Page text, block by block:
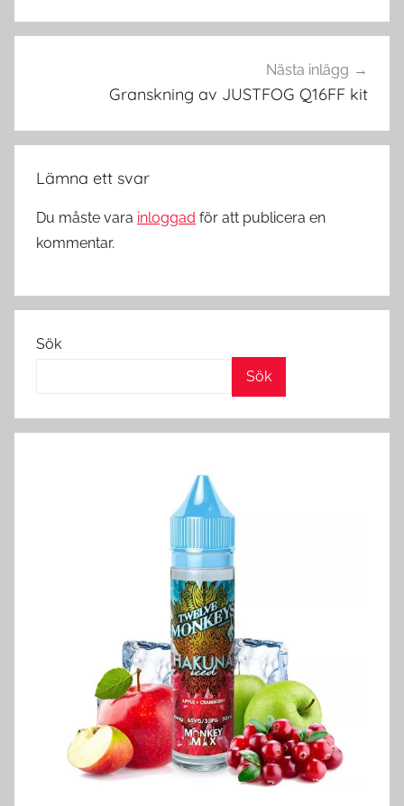
i
e
Nästa inlägg
Granskning av JUSTFOG Q16FF kit
Lämna ett svar
Du måste vara inloggad för att publicera en
kommentar.
Sök
Sök